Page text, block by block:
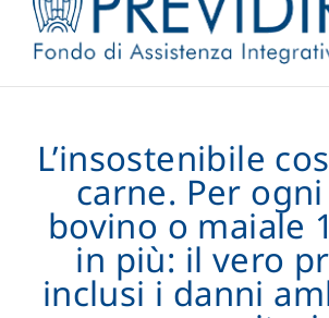
L’insostenibile
carne. Per
bovino o maiale
in più: il vero
inclusi i danni